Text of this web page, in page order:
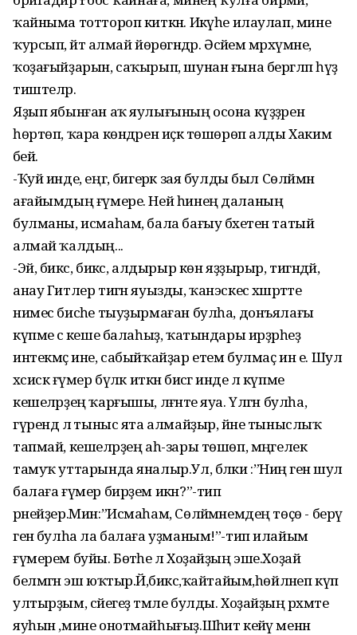
ҡайныма тоттороп киткән. Икәүһе илаулап, мине
ҡурсып, әйтә алмай йөрөгәндәр. Әсәйем мәрхүмәне,
ҡоҙағыйҙарын, саҡырып, шунан ғына бергәләп һүҙ
тиштеләр.
Яҙып ябынған аҡ яулығының осона күҙҙәрен
һөртөп, ҡара көндәрен иҫкә төшөрөп алды Хакимә
әбей.
-Ҡуй инде, еңгә, бигерәк зая булды был Сөләймән
ағайымдың ғүмере. Ней һинең даланың
булманы, исмаһам, бала бағыу бәхетен татый
алмай ҡалдың...
-Эй, бикәс, бикәс, алдырыр көн яҙҙырыр, тигәндәй,
анау Гитлер тигән яуызды, ҡанэскес хәшәрәтте
нимес бисәһе тыуҙырмаған булһа, донъялағы
күпме әсә кеше балаһыҙ, ҡатындары ирҙәрһеҙ
интекмәҫ ине, сабыйҡайҙар етем булмаҫ ин е. Шул
хәсискә ғүмер бүләк иткән бисәгә инде лә күпме
кешеләрҙең ҡарғышы, ләғнәте яуа. Үлгән булһа,
гүрендә лә тыныс ята алмайҙыр, йәне тыныслыҡ
тапмай, кешеләрҙең аһ-зары төшөп, мәңгелек
тамуҡ уттарында яналыр.Ул, бәлки :”Ниңә генә шул
балаға ғүмер бирҙем икән?”-тип
әрнейҙер.Мин:”Исмаһам, Сөләймәнемдең төҫө - берәү
генә булһа ла балаға уҙманым!”-тип илайым
ғүмерем буйы. Бөтәһе лә Хоҙайҙың эше.Хоҙай
белмәгән эш юҡтыр.Йә,бикәс,ҡайтайым,һөйләнеп күп
ултырҙым, сәйегеҙ тәмле булды. Хоҙайҙың рәхмәте
яуһын ,мине онотмайһығыҙ.Шәһит кейәү менән